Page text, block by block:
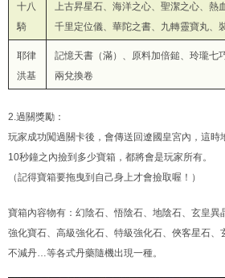
十八
騎
上古昇星石、海洋之心、聖潔之心、熱
千里定位儀、華陀之書、九轉靈寶丸、
耶律
洪基
記憶天書（滿）、原料加倍鎚、玲瓏七
兩兌換卷
2.過關獎勵：
玩家成功闖過關卡後，會傳送回遼國皇宮內，這時
10秒鐘之內撿到多少寶箱，都將會是玩家所有。
（記得寶箱要拖曳到自己身上才會撿取喔！）
寶箱內容物有：幻陰石、悟陰石、地陰石、玄皇異
強化寶石、高級強化石、特級強化石、俠客星石、
不減丹…等各式丹藥隨機出現一種。